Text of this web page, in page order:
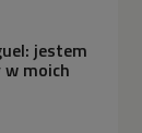
jestem
moich